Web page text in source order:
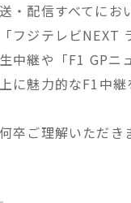
送・配信すべてにお
「フジテレビ
生中継や「F1 GPニ
上に魅力的なF1中継
何卒ご理解いただき